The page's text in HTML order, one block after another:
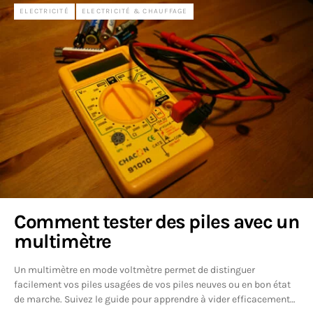
ELECTRICITÉ ELECTRICITÉ & CHAUFFAGE
Comment tester des piles avec un
multimètre
Un multimètre en mode voltmètre permet de distinguer
facilement vos piles usagées de vos piles neuves ou en bon état
de marche. Suivez le guide pour apprendre à vider efficacement…